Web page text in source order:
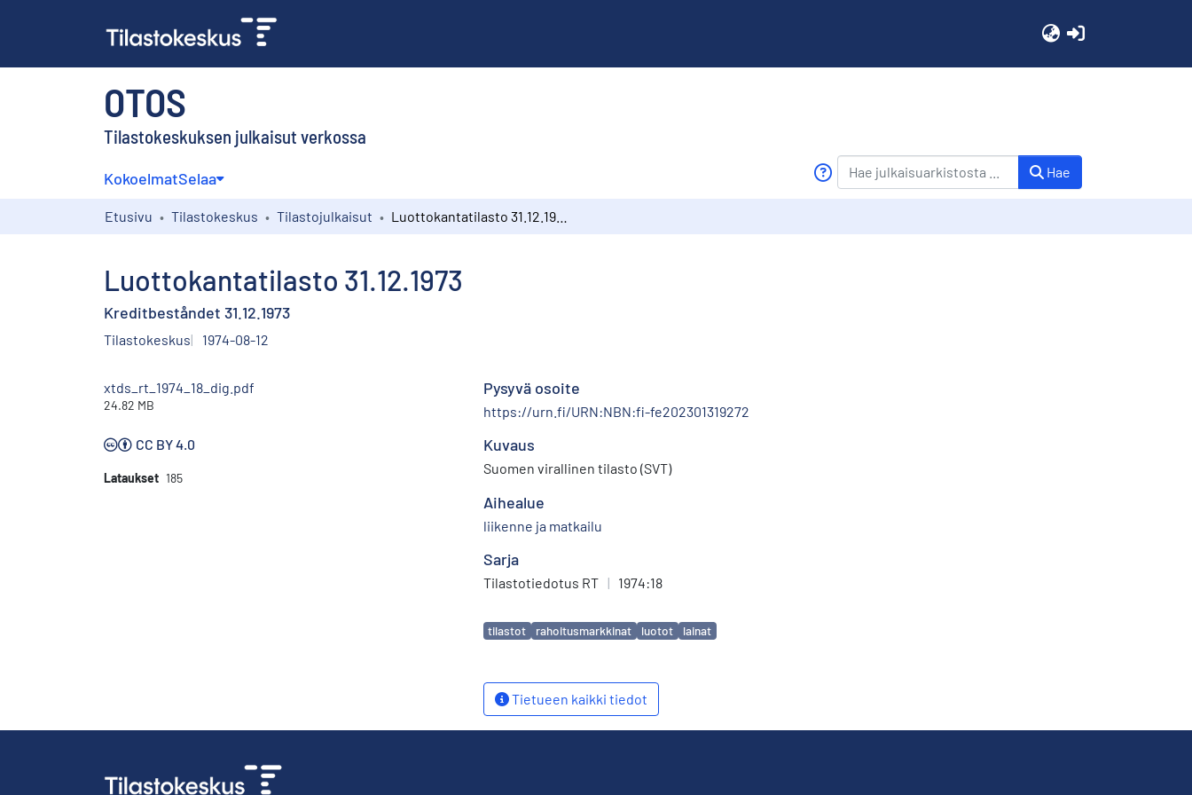
OTOS
Tilastokeskuksen julkaisut verkossa
KokoelmatSelaa Hae
Etusivu Tilastokeskus Tilastojulkaisut
Luottokantatilasto 31.12.1973
Kreditbeståndet 31.12.1973
Tilastokeskus 1974-08-12
xtds_rt_1974_18_dig.pdf
24.82 MB
CC BY 4.0
Lataukset 185
Pysyvä osoite
https://urn.fi/URN:NBN:fi-fe202301319272
Kuvaus
Suomen virallinen tilasto (SVT)
Aihealue
liikenne ja matkailu
Sarja
Tilastotiedotus RT | 1974:18
Avainsanat
tilastot rahoitusmarkkinat luotot lainat
Tietueen kaikki tiedot